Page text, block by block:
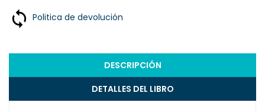
Politica de devolución
DESCRIPCIÓN
DETALLES DEL LIBRO